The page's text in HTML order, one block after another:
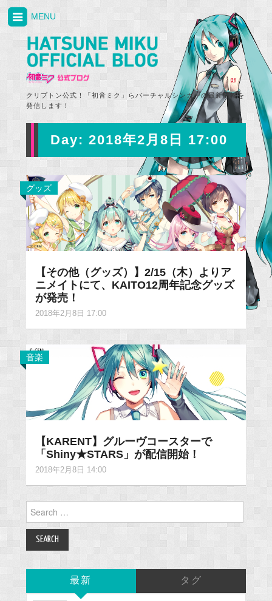
クリプトン公式！「初音ミク」らバーチャルシンガーの最新情報を
発信します！
MENU
Day: 2018年2月8日 17:00
グッズ
【その他（グッズ）】2/15（木）よりア
ニメイトにて、KAITO12周年記念グッズ
が発売！
2018年2月8日 17:00
音楽
【KARENT】グルーヴコースターで
「Shiny★STARS」が配信開始！
2018年2月8日 14:00
for:
最新 タグ